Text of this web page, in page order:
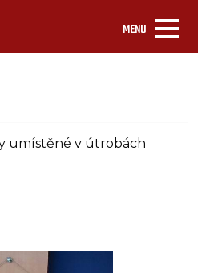
MENU
umístěné v útrobách